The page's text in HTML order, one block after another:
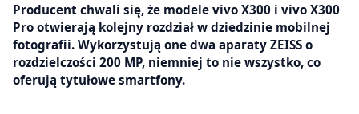
Producent chwali się, że modele vivo X300 i vivo X300
Pro otwierają kolejny rozdział w dziedzinie mobilnej
fotografii. Wykorzystują one dwa aparaty ZEISS o
rozdzielczości 200 MP, niemniej to nie wszystko, co
oferują tytułowe smartfony.